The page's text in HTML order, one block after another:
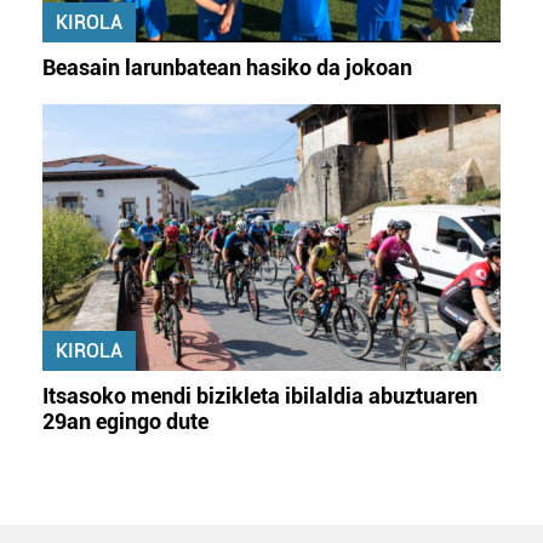
KIROLA
Beasain larunbatean hasiko da jokoan
KIROLA
Itsasoko mendi bizikleta ibilaldia abuztuaren
29an egingo dute